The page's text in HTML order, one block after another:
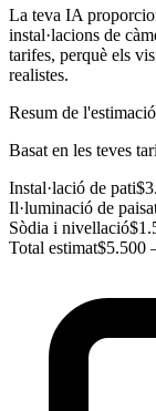
La teva IA
instal·lacions de
tarifes, perquè els
realistes.
Resum de l'estimació
Basat en les teves
Instal·lació de pati
Il·luminació de
Sòdia i nivellació
Total estimat$5.500